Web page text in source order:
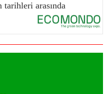
tarihleri arasında